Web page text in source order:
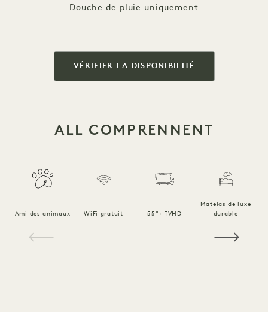
Douche de pluie uniquement
VÉRIFIER LA DISPONIBILITÉ
ALL COMPRENNENT
Ami des animaux WiFi gratuit 55"+ TVHD
Matelas de luxe
durable